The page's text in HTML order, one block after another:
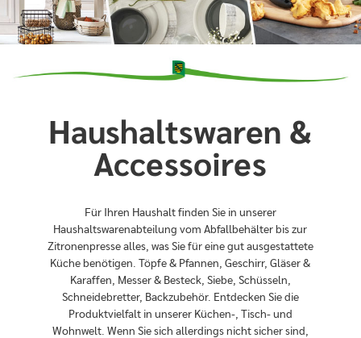
Haushaltswaren &
Accessoires
Für Ihren Haushalt finden Sie in unserer
Haushaltswarenabteilung vom Abfallbehälter bis zur
Zitronenpresse alles, was Sie für eine gut ausgestattete
Küche benötigen. Töpfe & Pfannen, Geschirr, Gläser &
Karaffen, Messer & Besteck, Siebe, Schüsseln,
Schneidebretter, Backzubehör. Entdecken Sie die
Produktvielfalt in unserer Küchen-, Tisch- und
Wohnwelt. Wenn Sie sich allerdings nicht sicher sind,